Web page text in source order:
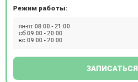
по предварительной записи.
Режим работы:
пн-пт 08:00 - 21:00
сб 09:00 - 20:00
вс 09:00 - 20:00
ЗАПИСАТЬСЯ